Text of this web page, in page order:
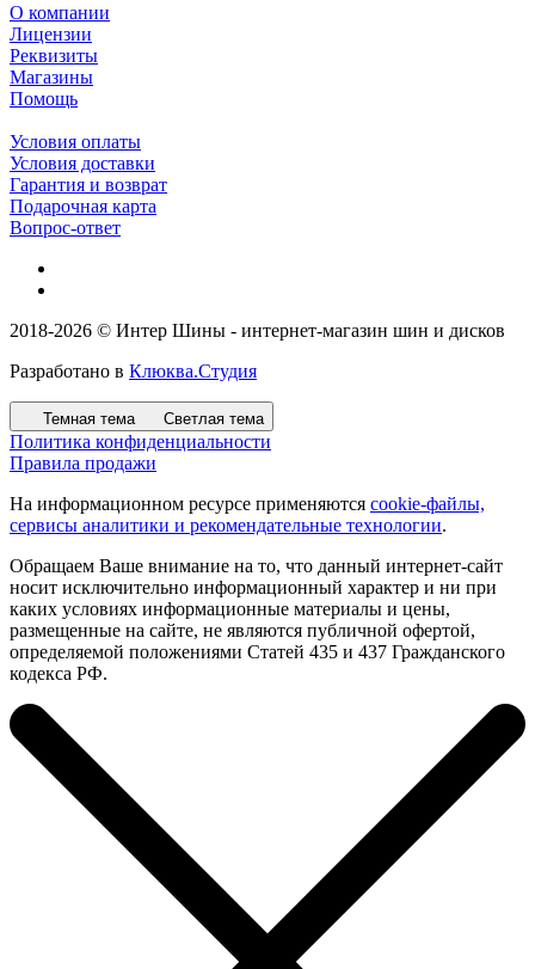
О компании
Лицензии
Реквизиты
Магазины
Помощь
Условия оплаты
Условия доставки
Гарантия и возврат
Подарочная карта
Вопрос-ответ
2018-2026 © Интер Шины - интернет-магазин шин и дисков
Разработано в Клюква.Студия
Темная тема Светлая тема
Политика конфиденциальности
Правила продажи
На информационном ресурсе применяются cookie-файлы,
сервисы аналитики и рекомендательные технологии.
Обращаем Ваше внимание на то, что данный интернет-сайт
носит исключительно информационный характер и ни при
каких условиях информационные материалы и цены,
размещенные на сайте, не являются публичной офертой,
определяемой положениями Статей 435 и 437 Гражданского
кодекса РФ.